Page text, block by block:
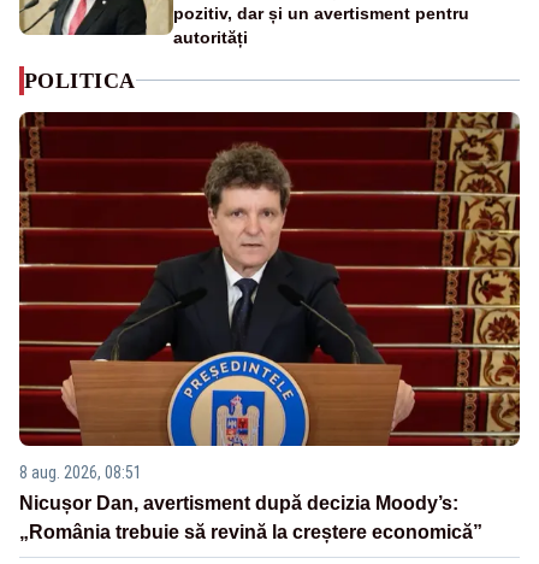
pozitiv, dar și un avertisment pentru
autorități
POLITICA
8 aug. 2026, 08:51
Nicușor Dan, avertisment după decizia Moody’s:
„România trebuie să revină la creștere economică”